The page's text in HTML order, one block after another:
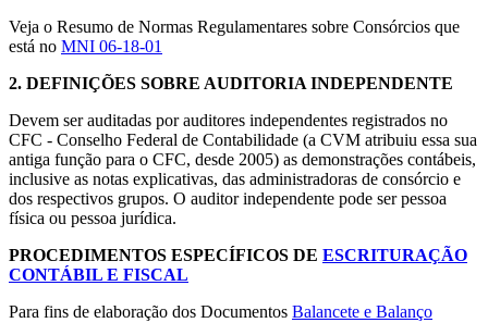
Veja o Resumo de Normas Regulamentares sobre Consórcios que
está no MNI 06-18-01
2. DEFINIÇÕES SOBRE AUDITORIA INDEPENDENTE
Devem ser auditadas por auditores independentes registrados no
CFC - Conselho Federal de Contabilidade (a CVM atribuiu essa sua
antiga função para o CFC, desde 2005) as demonstrações contábeis,
inclusive as notas explicativas, das administradoras de consórcio e
dos respectivos grupos. O auditor independente pode ser pessoa
física ou pessoa jurídica.
PROCEDIMENTOS ESPECÍFICOS DE ESCRITURAÇÃO
CONTÁBIL E FISCAL
Para fins de elaboração dos Documentos Balancete e Balanço